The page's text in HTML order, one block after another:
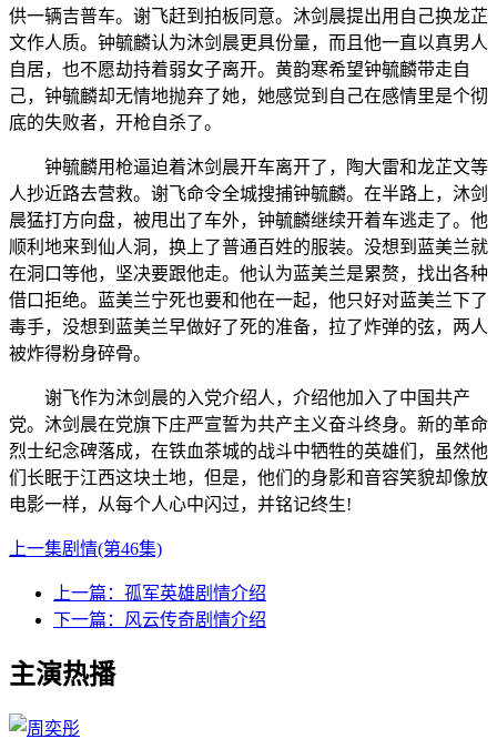
供一辆吉普车。谢飞赶到拍板同意。沐剑晨提出用自己换龙芷
文作人质。钟毓麟认为沐剑晨更具份量，而且他一直以真男人
自居，也不愿劫持着弱女子离开。黄韵寒希望钟毓麟带走自
己，钟毓麟却无情地抛弃了她，她感觉到自己在感情里是个彻
底的失败者，开枪自杀了。
钟毓麟用枪逼迫着沐剑晨开车离开了，陶大雷和龙芷文等
人抄近路去营救。谢飞命令全城搜捕钟毓麟。在半路上，沐剑
晨猛打方向盘，被甩出了车外，钟毓麟继续开着车逃走了。他
顺利地来到仙人洞，换上了普通百姓的服装。没想到蓝美兰就
在洞口等他，坚决要跟他走。他认为蓝美兰是累赘，找出各种
借口拒绝。蓝美兰宁死也要和他在一起，他只好对蓝美兰下了
毒手，没想到蓝美兰早做好了死的准备，拉了炸弹的弦，两人
被炸得粉身碎骨。
谢飞作为沐剑晨的入党介绍人，介绍他加入了中国共产
党。沐剑晨在党旗下庄严宣誓为共产主义奋斗终身。新的革命
烈士纪念碑落成，在铁血茶城的战斗中牺牲的英雄们，虽然他
们长眠于江西这块土地，但是，他们的身影和音容笑貌却像放
电影一样，从每个人心中闪过，并铭记终生!
上一集剧情(第46集)
上一篇： 孤军英雄剧情介绍
下一篇： 风云传奇剧情介绍
主演热播